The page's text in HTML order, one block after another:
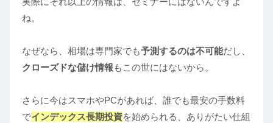
ね。
なぜなら、相場は専門家でも予測するのは不可能だし、
クローズドな儲け情報 もこの世にはないから。
さらに今はスマホやPCがあれば、誰でも最安の手数料
でインデックス長期投資を始められる、ありがたい仕組